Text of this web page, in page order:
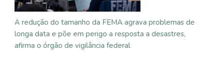
A redução do tamanho da FEMA agrava problemas de
longa data e põe em perigo a resposta a desastres,
afirma o órgão de vigilância federal